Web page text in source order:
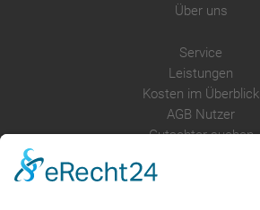
Über uns
Service
Leistungen
Kosten im Überblick
AGB Nutzer
Gutachter suchen